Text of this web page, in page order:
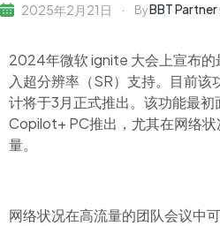
2025年2月21日 ByBBT
2024年微软ignite 大会上宣布
入超分辨率（SR）支持。目前该
计将于3月正式推出。该功能最初
Copilot+ PC推出，尤其在网络
量。
网络状况在高流量的团队会议中